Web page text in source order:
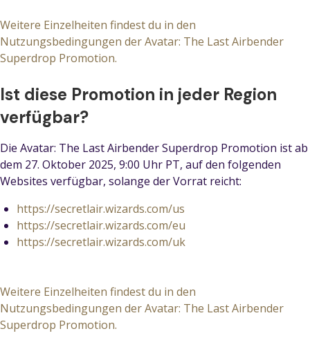
Weitere Einzelheiten findest du in den
Nutzungsbedingungen der Avatar: The Last Airbender
Superdrop Promotion.
Ist diese Promotion in jeder Region
verfügbar?
Die Avatar: The Last Airbender Superdrop Promotion ist ab
dem 27. Oktober 2025, 9:00 Uhr PT, auf den folgenden
Websites verfügbar, solange der Vorrat reicht:
https://secretlair.wizards.com/us
https://secretlair.wizards.com/eu
https://secretlair.wizards.com/uk
Weitere Einzelheiten findest du in den
Nutzungsbedingungen der Avatar: The Last Airbender
Superdrop Promotion.